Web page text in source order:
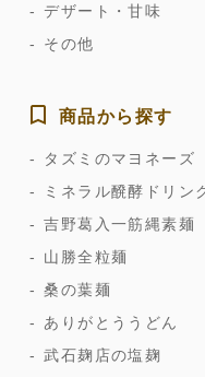
デザート・甘味
その他
商品から探す
タズミのマヨネーズ
ミネラル醗酵ドリン
吉野葛入一筋縄素麺
山勝全粒麺
桑の葉麺
ありがとううどん
武石麹店の塩麹